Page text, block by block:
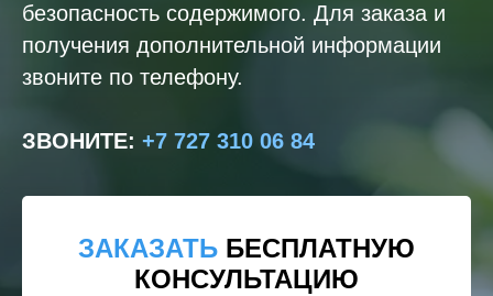
безопасность содержимого. Для заказа и
получения дополнительной информации
звоните по телефону.
ЗВОНИТЕ: +7 727 310 06 84
ЗАКАЗАТЬ БЕСПЛАТНУЮ
КОНСУЛЬТАЦИЮ